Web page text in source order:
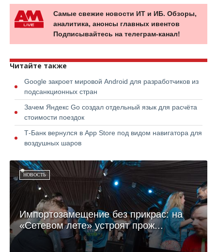
Самые свежие новости ИТ и ИБ. Обзоры,
аналитика, анонсы главных ивентов
Подписывайтесь на телеграм-канал!
Читайте также
Google закроет мировой Android для разработчиков из
подсанкционных стран
Зачем Яндекс Go создал отдельный язык для расчёта
стоимости поездок
Т-Банк вернулся в App Store под видом навигатора для
воздушных шаров
НОВОСТЬ
Импортозамещение без прикрас: на
«Сетевом лете» устроят прож...